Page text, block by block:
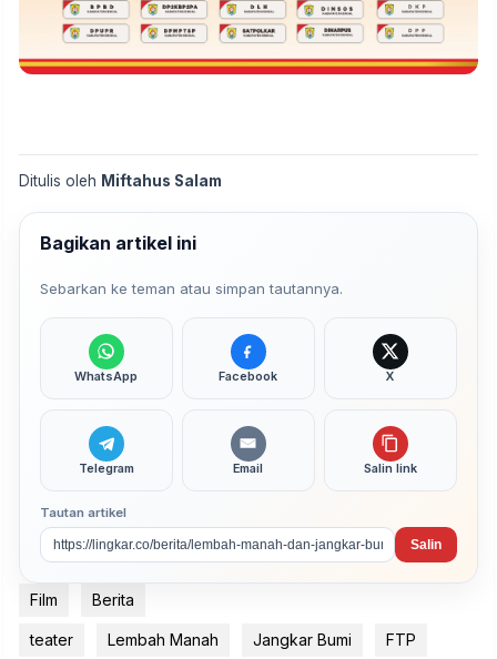
Ditulis oleh Miftahus Salam
Bagikan artikel ini
Sebarkan ke teman atau simpan tautannya.
WhatsApp Facebook X
Telegram Email Salin link
Tautan artikel
Salin
Film Berita
teater Lembah Manah Jangkar Bumi FTP